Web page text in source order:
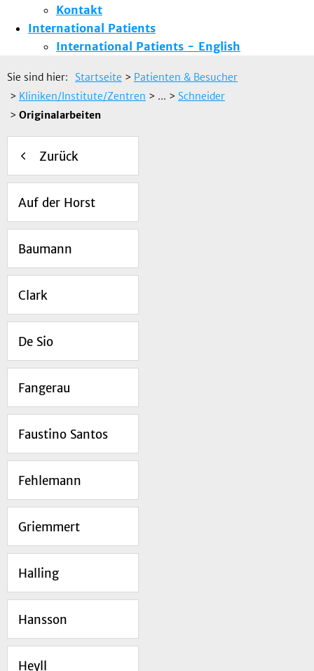
Kontakt
International Patients
International Patients - English
Sie sind hier: Startseite > Patienten & Besucher
> Kliniken/Institute/Zentren > ... > Schneider
> Originalarbeiten
Zurück
Auf der Horst
Baumann
Clark
De Sio
Fangerau
Faustino Santos
Fehlemann
Griemmert
Halling
Hansson
Heyll